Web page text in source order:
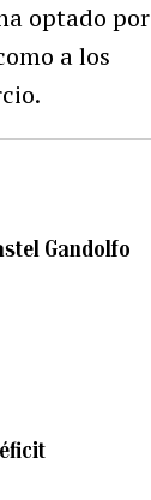
optado por
a los
Gandolfo